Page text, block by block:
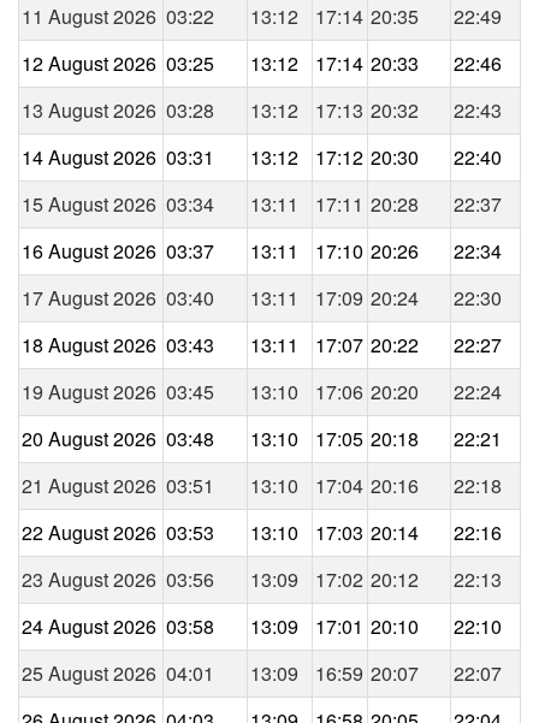
11 August 2026 03:22 13:12 17:14 20:35
22:49
12 August 2026 03:25 13:12 17:14 20:33
22:46
13 August 2026 03:28 13:12 17:13 20:32
22:43
14 August 2026 03:31 13:12 17:12 20:30
22:40
15 August 2026 03:34 13:11 17:11 20:28
22:37
16 August 2026 03:37 13:11 17:10 20:26
22:34
17 August 2026 03:40 13:11 17:09 20:24
22:30
18 August 2026 03:43 13:11 17:07 20:22
22:27
19 August 2026 03:45 13:10 17:06 20:20
22:24
20 August 2026 03:48 13:10 17:05 20:18
22:21
21 August 2026 03:51 13:10 17:04 20:16
22:18
22 August 2026 03:53 13:10 17:03 20:14
22:16
23 August 2026 03:56 13:09 17:02 20:12
22:13
24 August 2026 03:58 13:09 17:01 20:10
22:10
25 August 2026 04:01 13:09 16:59 20:07
22:07